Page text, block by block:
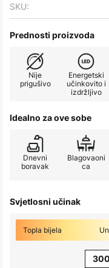
SKU:
Prednosti proizvoda
Nije
prigušivo
Energetski
učinkovito i
izdržljivo
Idealno za ove sobe
Dnevni
boravak
Blagovaoni
ca
Svjetlosni učinak
Topla bijela